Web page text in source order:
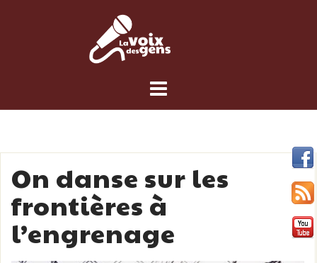
On danse sur les
frontières à
l’engrenage